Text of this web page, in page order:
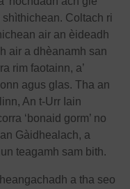
Coltach ri
air an èideadh
air a dhèanamh san
rim faotainn, a’
agus glas. Tha an
An t-Urr Iain
‘bonaid gorm’ no
Gàidhealach, a
teagamh sam bith.
a tha seo